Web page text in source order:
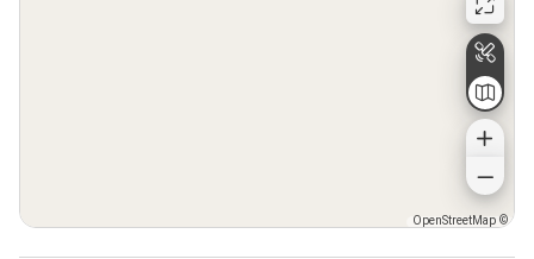
©
OpenStreetMap